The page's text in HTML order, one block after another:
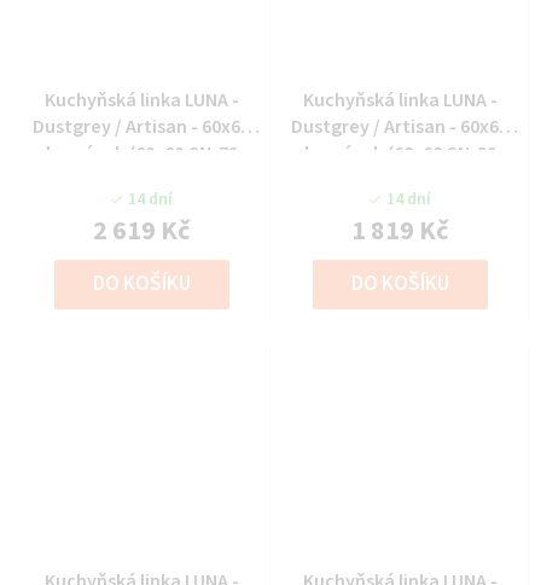
Kuchyňská linka LUNA -
Dustgrey / Artisan - 60x60
horní roh (60x60 GN-72
14 dní
2 619 Kč
DO KOŠÍKU
Kuchyňská linka LUNA -
Dustgrey / Artisan - 60x60
horní roh (60x60 GN-90
14 dní
1 819 Kč
DO KOŠÍKU